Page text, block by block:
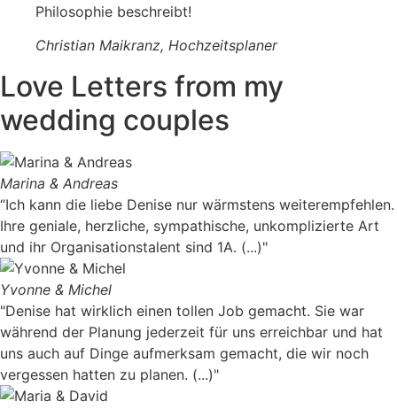
Philosophie beschreibt!
Christian Maikranz, Hochzeitsplaner​
Love Letters from my
wedding couples
Marina & Andreas
“Ich kann die liebe Denise nur wärmstens weiterempfehlen.
Ihre geniale, herzliche, sympathische, unkomplizierte Art
und ihr Organisationstalent sind 1A. (...)"
Yvonne & Michel
"Denise hat wirklich einen tollen Job gemacht. Sie war
während der Planung jederzeit für uns erreichbar und hat
uns auch auf Dinge aufmerksam gemacht, die wir noch
vergessen hatten zu planen. (...)"